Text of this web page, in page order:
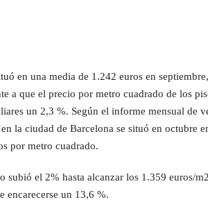
en una media de 1.242 euros en
a que el precio por metro cuadrado de los
un 2,3 %. Según el informe mensual de
la ciudad de Barcelona se situó en octubre
por metro cuadrado.
subió el 2% hasta alcanzar los 1.359 euros/
encarecerse un 13,6 %.